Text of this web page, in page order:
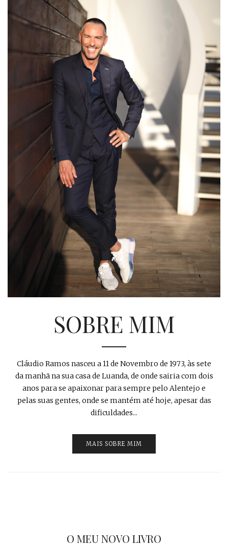
SOBRE MIM
Cláudio Ramos nasceu a 11 de Novembro de 1973, às sete
da manhã na sua casa de Luanda, de onde sairia com dois
anos para se apaixonar para sempre pelo Alentejo e
pelas suas gentes, onde se mantém até hoje, apesar das
dificuldades...
MAIS SOBRE MIM
O MEU NOVO LIVRO